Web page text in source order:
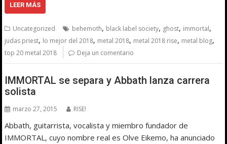
LEER MÁS
Uncategorized behemoth, black label society, ghost, immortal,
judas priest, lo mejor del 2018, metal 2018, metal 2018 rise, metal blog,
top 20 metal 2018 Deja un comentario
IMMORTAL se separa y Abbath lanza carrera
solista
marzo 27, 2015 RISE!
Abbath, guitarrista, vocalista y miembro fundador de
IMMORTAL, cuyo nombre real es Olve Eikemo, ha anunciado